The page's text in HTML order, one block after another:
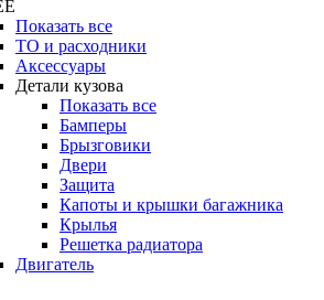
Показать все
ТО и расходники
Аксессуары
Детали кузова
Показать все
Бамперы
Брызговики
Двери
Защита
Капоты и крышки багажника
Крылья
Решетка радиатора
Двигатель